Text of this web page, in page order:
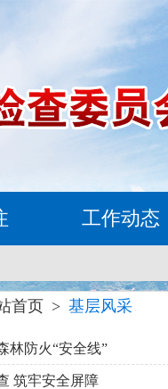
工作动态
首页 > 基层风采
林防火“安全线”
筑牢安全屏障